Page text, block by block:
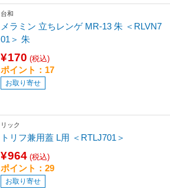
台和
メラミン 立ちレンゲ MR-13 朱 ＜RLVN7
01＞ 朱
¥170 (税込)
ポイント：17
お取り寄せ
リック
トリフ兼用蓋 L用 ＜RTLJ701＞
¥964 (税込)
ポイント：29
お取り寄せ